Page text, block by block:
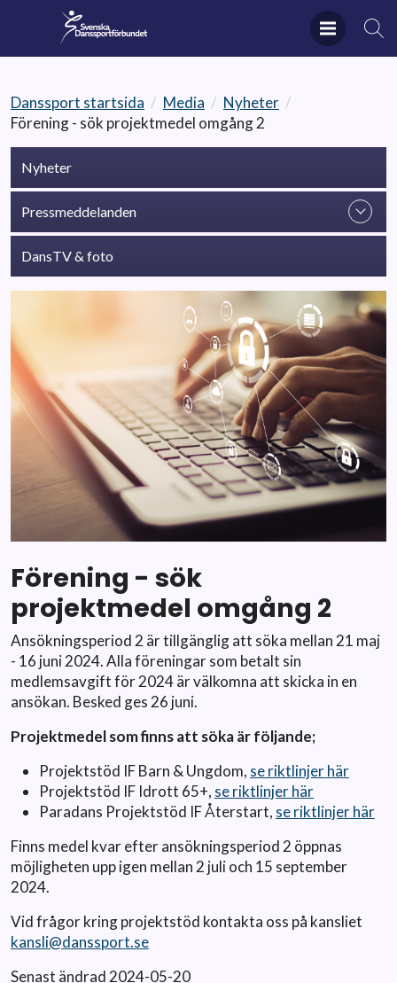
Danssport startsida / Media / Nyheter /
Förening - sök projektmedel omgång 2
Nyheter
Pressmeddelanden
DansTV & foto
Förening - sök
projektmedel omgång 2
Ansökningsperiod 2 är tillgänglig att söka mellan 21 maj
- 16 juni 2024. Alla föreningar som betalt sin
medlemsavgift för 2024 är välkomna att skicka in en
ansökan. Besked ges 26 juni.
Projektmedel som finns att söka är följande;
Projektstöd IF Barn & Ungdom, se riktlinjer här
Projektstöd IF Idrott 65+, se riktlinjer här
Paradans Projektstöd IF Återstart, se riktlinjer här
Finns medel kvar efter ansökningsperiod 2 öppnas
möjligheten upp igen mellan 2 juli och 15 september
2024.
Vid frågor kring projektstöd kontakta oss på kansliet
kansli@danssport.se
Senast ändrad 2024-05-20